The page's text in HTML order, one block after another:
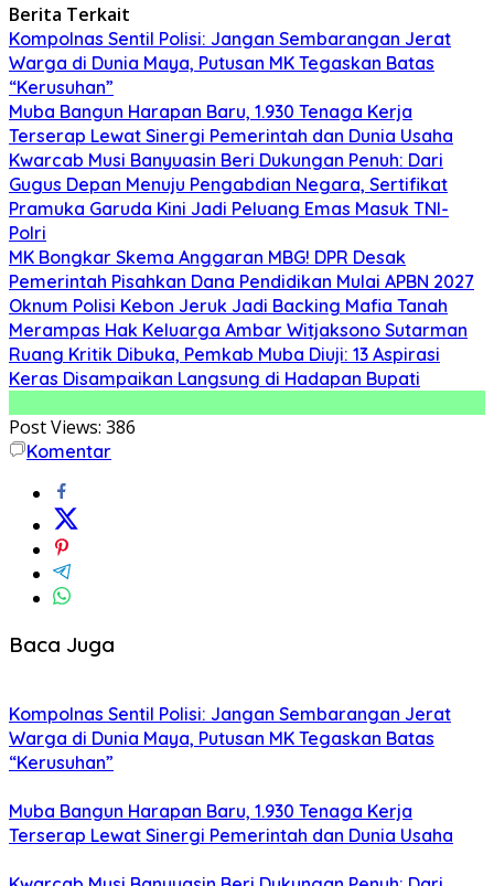
Berita Terkait
Kompolnas Sentil Polisi: Jangan Sembarangan Jerat
Warga di Dunia Maya, Putusan MK Tegaskan Batas
“Kerusuhan”
Muba Bangun Harapan Baru, 1.930 Tenaga Kerja
Terserap Lewat Sinergi Pemerintah dan Dunia Usaha
Kwarcab Musi Banyuasin Beri Dukungan Penuh: Dari
Gugus Depan Menuju Pengabdian Negara, Sertifikat
Pramuka Garuda Kini Jadi Peluang Emas Masuk TNI-
Polri
MK Bongkar Skema Anggaran MBG! DPR Desak
Pemerintah Pisahkan Dana Pendidikan Mulai APBN 2027
Oknum Polisi Kebon Jeruk Jadi Backing Mafia Tanah
Merampas Hak Keluarga Ambar Witjaksono Sutarman
Ruang Kritik Dibuka, Pemkab Muba Diuji: 13 Aspirasi
Keras Disampaikan Langsung di Hadapan Bupati
Post Views: 386
Komentar
Baca Juga
Kompolnas Sentil Polisi: Jangan Sembarangan Jerat
Warga di Dunia Maya, Putusan MK Tegaskan Batas
“Kerusuhan”
Muba Bangun Harapan Baru, 1.930 Tenaga Kerja
Terserap Lewat Sinergi Pemerintah dan Dunia Usaha